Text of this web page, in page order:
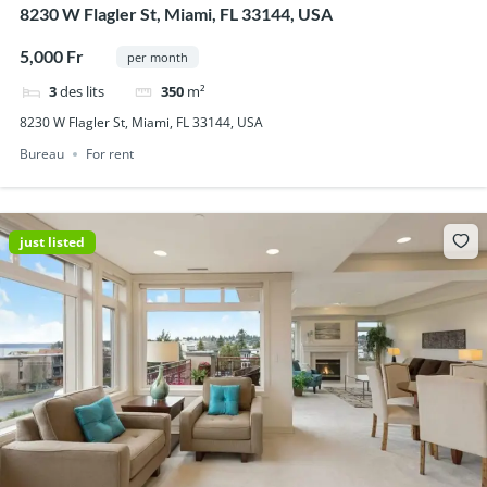
8230 W Flagler St, Miami, FL 33144, USA
5,000 Fr per month
3des lits 350 m²
8230 W Flagler St, Miami, FL 33144, USA
Bureau
For rent
just listed